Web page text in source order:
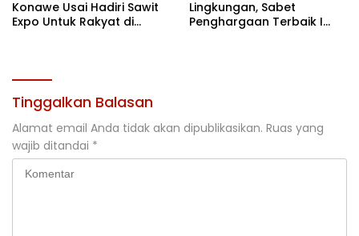
Konawe Usai Hadiri Sawit
Expo Untuk Rakyat di
Lingkungan, Sabet
Penghargaan Terbaik I
Tinggalkan Balasan
Alamat email Anda tidak akan dipublikasikan. Ruas yang
wajib ditandai *